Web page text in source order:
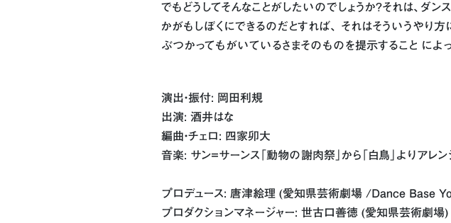
でもどうしてそんなことがしたいのでしょうか?それは、ダ
かがもしぼくにできるのだとすれば、 それはそういうやり方
ぶつかってもがいているさまそのものを提示すること によ
演出・振付: 岡田利規
出演: 酒井はな
編曲・チェロ: 四家卯大
音楽: サン=サーンス「動物の謝肉祭」から「白鳥」よりアレン
プロデュース: 唐津絵理 (愛知県芸術劇場 /Dance Base
プロダクションマネージャー: 世古口善徳 (愛知県芸術劇場)